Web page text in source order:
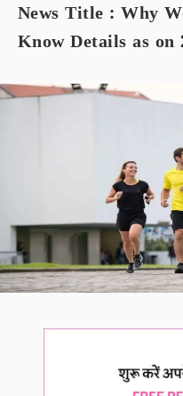
News Title : Why
Know Details as